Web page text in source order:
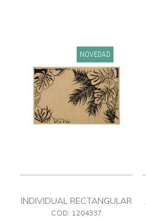
NOVEDAD
INDIVIDUAL RECTANGULAR
ESTAMPADO
COD: 1204337